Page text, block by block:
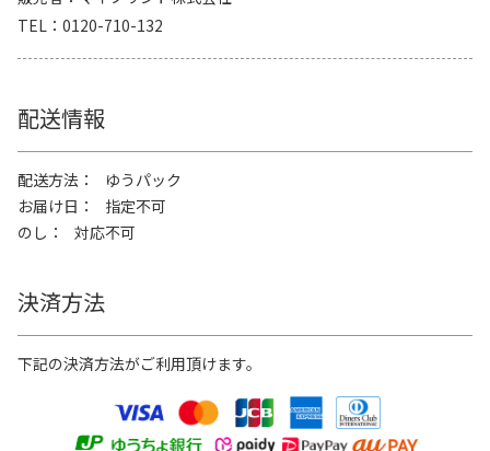
TEL
0120-710-132
配送情報
配送方法
ゆうパック
お届け日
指定不可
のし
対応不可
決済方法
下記の決済方法がご利用頂けます。